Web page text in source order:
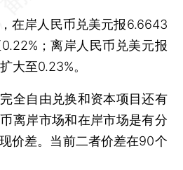
岸人民币兑美元报6.6643
；离岸人民币兑美元报
大至0.23%。
自由兑换和资本项目还有
离岸市场和在岸市场是有分
价差。当前二者价差在90个